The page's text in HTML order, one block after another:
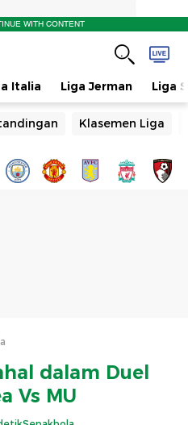
WITH CONTENT
Italia Liga Jerman Liga
Klasemen Liga
dalam Duel
Vs MU